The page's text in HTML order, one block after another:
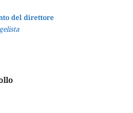
del direttore